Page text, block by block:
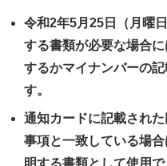
令和2年5月25日（月曜
する書類が必要な場合
するかマイナンバーの
す。
通知カードに記載され
事項と一致している場
明する書類として使用で